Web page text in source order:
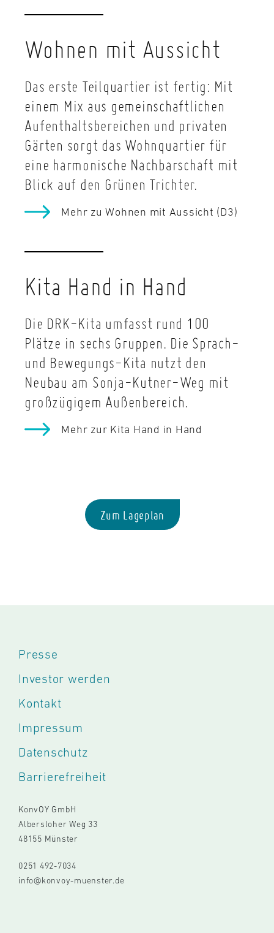
Wohnen mit Aussicht
Das erste Teilquartier ist fertig: Mit
einem Mix aus gemeinschaftlichen
Aufenthaltsbereichen und privaten
Gärten sorgt das Wohnquartier für
eine harmonische Nachbarschaft mit
Blick auf den Grünen Trichter.
Mehr zu Wohnen mit Aussicht (D3)
Kita Hand in Hand
Die DRK-Kita umfasst rund 100
Plätze in sechs Gruppen. Die Sprach-
und Bewegungs-Kita nutzt den
Neubau am Sonja-Kutner-Weg mit
großzügigem Außenbereich.
Mehr zur Kita Hand in Hand
Zum Lageplan
Presse
Investor werden
Kontakt
Impressum
Datenschutz
Barrierefreiheit
KonvOY GmbH
Albersloher Weg 33
48155 Münster
0251 492-7034
info@konvoy-muenster.de